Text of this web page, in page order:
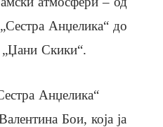
Анџелика“ до
„Џани Скики“.
Анџелика“
Бои, која ја